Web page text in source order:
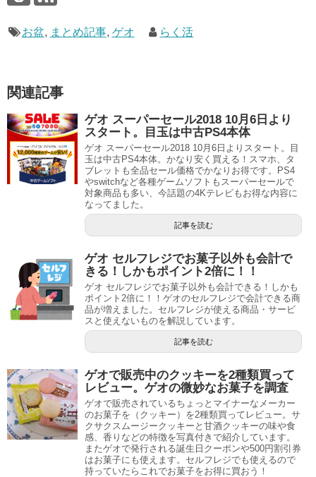
お盆, まとめ記事, ゲオ らく活
関連記事
ゲオ スーパーセール2018 10月6日より
スタート。目玉は中古PS4本体
ゲオ スーパーセール2018 10月6日よりスタート。目
玉は中古PS4本体。かなり安く買える！スマホ、タ
ブレットも全品セール価格でかなりお得です。PS4
やswitchなど各種ゲームソフトもスーパーセールで
対象商品も多い、今話題の4Kテレビもお得な内容に
なってました。
記事を読む
ゲオ セルフレジでお菓子以外も会計で
きる！しかもポイント2倍に！！
ゲオ セルフレジでお菓子以外も会計できる！しかも
ポイント2倍に！！ゲオのセルフレジで会計できる商
品が増えました。セルフレジが使える商品・サービ
スと使えないものを解説しています。
記事を読む
ゲオで販売中のクッキーを2種類買って
レビュー。ゲオの微妙なお菓子を調査
ゲオで販売されているちょっとマイナーなメーカー
のお菓子を（クッキー）を2種類買ってレビュー。サ
クサクスムージークッキーと甘酒クッキーの味や食
感、香りなどの特徴を写真付きで紹介しています。
またゲオで発行される誕生日クーポンや500円割引券
はお菓子にも使えます。セルフレジでも使えるので
持っていたらこれでお菓子をお得に買おう！